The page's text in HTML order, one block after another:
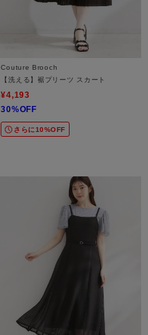
Couture Brooch
【洗える】裾プリーツ スカート
¥4,193
30%OFF
さらに10%OFF